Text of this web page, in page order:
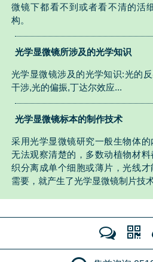
微镜下都看不到或者看不清的活
构。
光学显微镜所涉及的光学知识
光学显微镜涉及的光学知识:光的
干涉,光的偏振,丁达尔效应...
光学显微镜标本的制作技术
采用光学显微镜研究一般生物体
无法观察清楚的，多数动植物材
织分离成单个细胞或薄片，光线
需要，就产生了光学显微镜制片技术